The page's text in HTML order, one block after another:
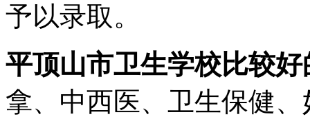
予以录取。
平顶山市卫生学校比较好
拿、中西医、卫生保健